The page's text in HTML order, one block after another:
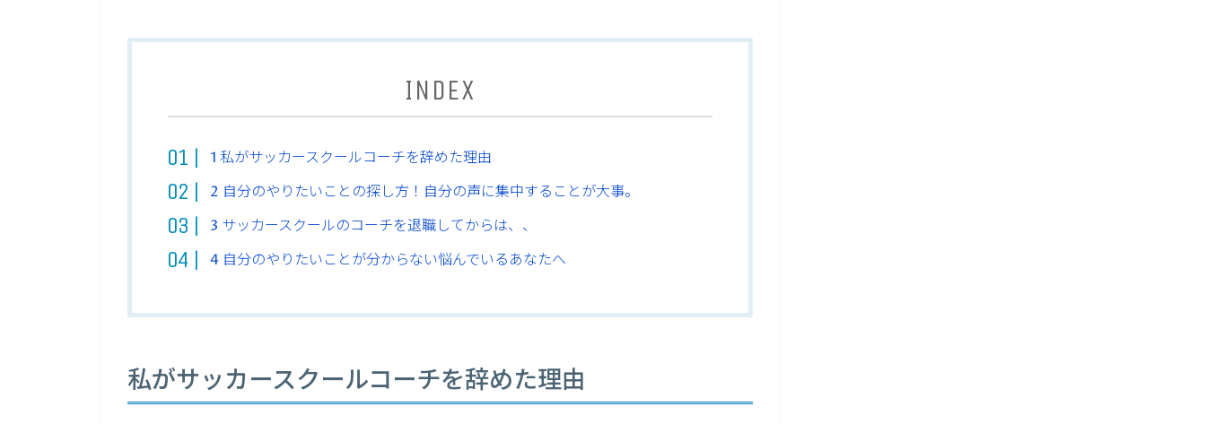
INDEX
1 私がサッカースクールコーチを辞めた理由
2 自分のやりたいことの探し方！自分の声に集中することが大事。
3 サッカースクールのコーチを退職してからは、、
4 自分のやりたいことが分からない悩んでいるあなたへ
私がサッカースクールコーチを辞めた理由